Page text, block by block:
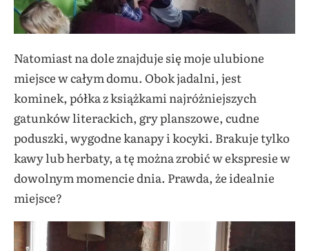
Natomiast na dole znajduje się moje ulubione
miejsce w całym domu. Obok jadalni, jest
kominek, półka z książkami najróżniejszych
gatunków literackich, gry planszowe, cudne
poduszki, wygodne kanapy i kocyki. Brakuje tylko
kawy lub herbaty, a tę można zrobić w ekspresie w
dowolnym momencie dnia. Prawda, że idealnie
miejsce?